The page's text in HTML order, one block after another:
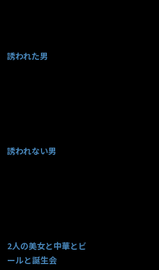
誘われた男
誘われない男
2人の美女と中華とビ
ールと誕生会